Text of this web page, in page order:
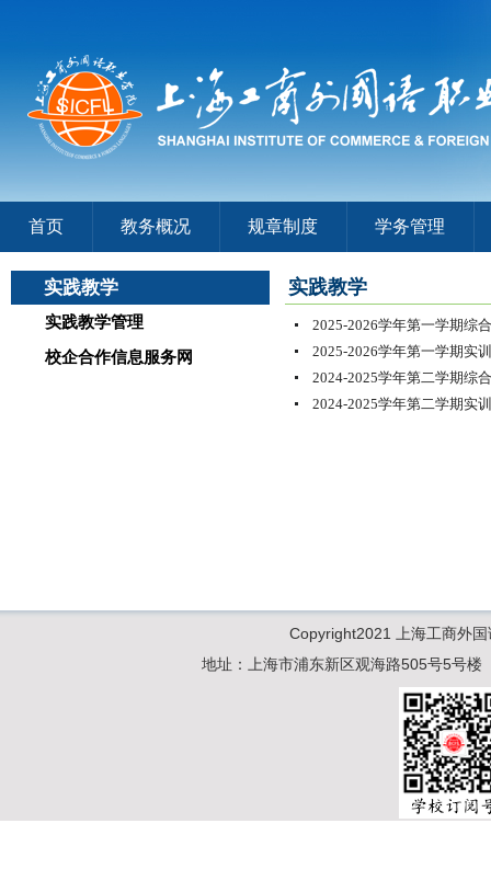
首页 教务概况 规章制度 学务管理
实践教学
实践教学管理
校企合作信息服务网
实践教学
2025-2026学年第一学期综
2025-2026学年第一学期实
2024-2025学年第二学期综
2024-2025学年第二学期实
Copyright2021 上海工商外
地址：上海市浦东新区观海路505号5号